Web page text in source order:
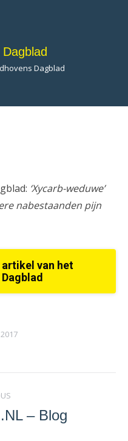
Dagblad
‘Xycarb-weduwe’
nabestaanden pijn
artikel van het
– Blog